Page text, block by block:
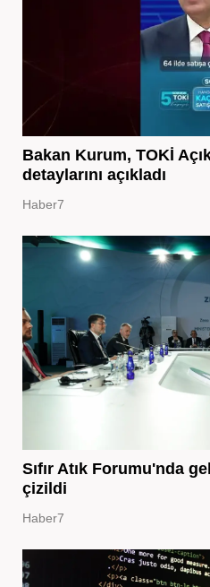
Bakan Kurum, TOKİ
detaylarını açıkladı
Haber7
Sıfır Atık Forumu'nda
çizildi
Haber7